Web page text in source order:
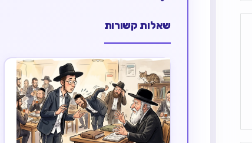
שאלות קשורות